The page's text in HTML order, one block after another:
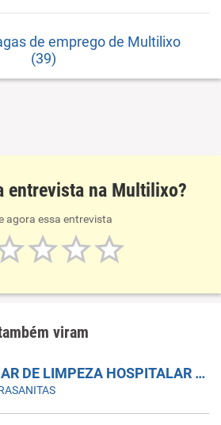
de emprego de Multilixo
(39)
entrevista na Multilixo?
agora essa entrevista
viram
AUXILIAR DE LIMPEZA HOSPITALAR - 5X1 - MANHÃ